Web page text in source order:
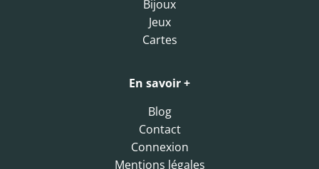
Bijoux
Jeux
Cartes
En savoir +
Blog
Contact
Connexion
Mentions légales